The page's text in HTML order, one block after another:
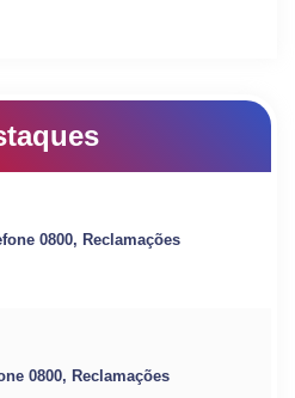
0800, Reclamações
0800, Reclamações